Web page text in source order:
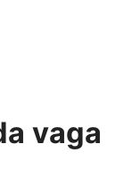
vaga